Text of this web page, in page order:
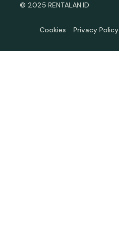
© 2025 RENTALAN.ID
Cookies Privacy Policy